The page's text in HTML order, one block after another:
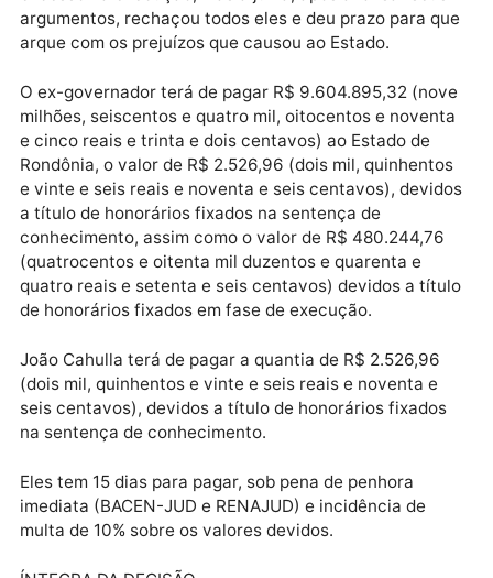
muito tempo, usaram a estrutura de segurança
do Estado para fins particulares e agora estão sendo
execução de sentença.
Cassol vem protelando o pagamento, alegando
excesso na execução, mas a juíza, após analisar
argumentos, rechaçou todos eles e deu prazo para
arque com os prejuízos que causou ao Estado.
O ex-governador terá de pagar R$ 9.604.895,32
milhões, seiscentos e quatro mil, oitocentos e
e cinco reais e trinta e dois centavos) ao Estado de
Rondônia, o valor de R$ 2.526,96 (dois mil,
e vinte e seis reais e noventa e seis centavos),
a título de honorários fixados na sentença de
(quatrocentos e oitenta mil duzentos e quarenta e
quatro reais e setenta e seis centavos) devidos a
de honorários fixados em fase de execução.